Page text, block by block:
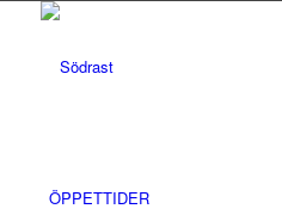
ÖPPETTIDER